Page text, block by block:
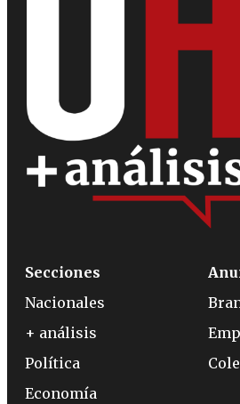
Secciones
Nacionales
+ análisis
Política
Economía